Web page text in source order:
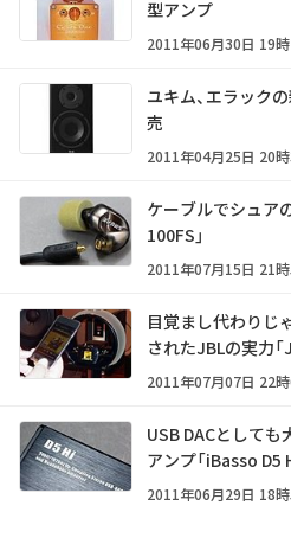
型アンプ
2011年06月30日 19
ユキム、エラック
売
2011年04月25日 20
ケーブルでシュア
100FS」
2011年07月15日 21
目覚まし代わりじ
されたJBLの実力「
2011年07月07日 22
USB DACとして
アンプ「iBasso D5
2011年06月29日 18